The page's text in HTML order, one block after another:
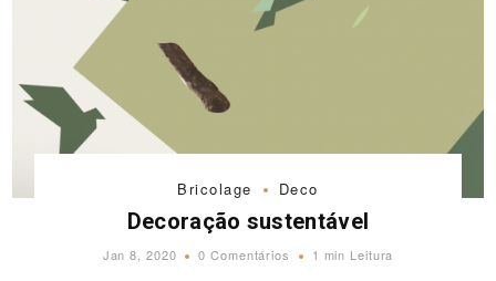
Bricolage Deco
Decoração sustentável
Jan 8, 2020 0 Comentários 1 min Leitura